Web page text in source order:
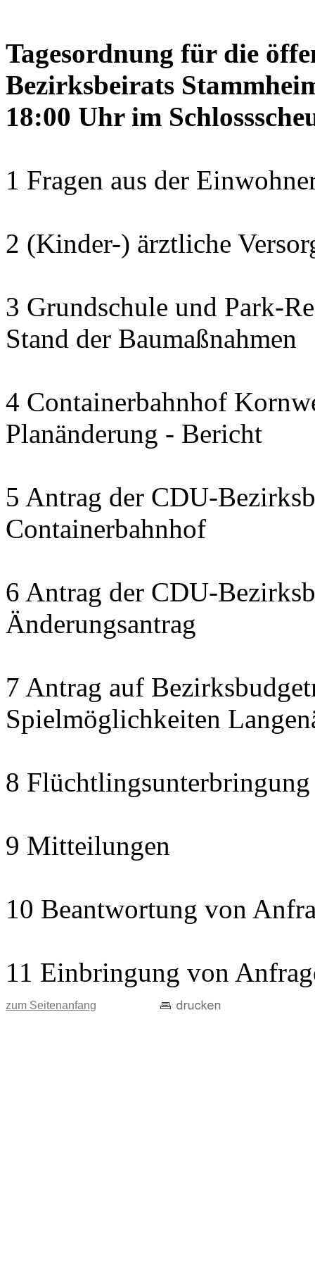
Tagesordnung für die
Bezirksbeirats
18:00 Uhr im
1 Fragen aus der
2 (Kinder-) ärztliche
3 Grundschule und Park-
Stand der Baumaßnahmen
4 Containerbahnhof
Planänderung - Bericht
5 Antrag der CDU-
Containerbahnhof
6 Antrag der CDU-
Änderungsantrag
7 Antrag auf
Spielmöglichkeiten
8
9 Mitteilungen
10 Beantwortung von
11 Einbringung von
zum Seitenanfang